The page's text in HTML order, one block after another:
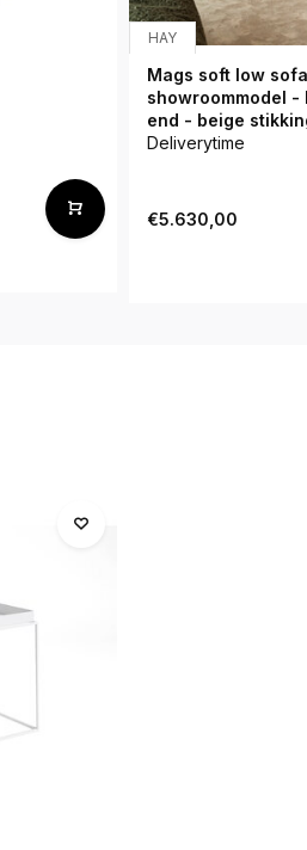
HAY
Mags soft low
showroommodel
end - beige
Deliverytime
€5.630,00